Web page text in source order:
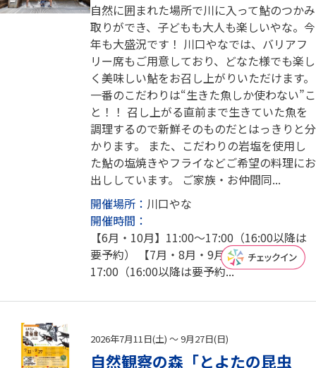
自然に囲まれた場所で川に入って鮎のつかみ
取りができ、子どもも大人も楽しいやな。今
年も大盛況です！ 川口やなでは、バリアフ
リー席もご用意しており、どなた様でも楽し
く美味しい鮎をお召し上がりいただけます。
一番のこだわりは“生きた魚しか使わない”こ
と！！ 召し上がる直前まで生きていた魚を
調理するので新鮮そのものだとはっきりと分
かります。 また、こだわりの岩塩を使用し
た鮎の塩焼きやフライなどご希望の料理にお
出ししています。 ご家族・お仲間同...
開催場所： 川口やな
開催時間：
【6月・10月】11:00～17:00（16:00以降は
要予約） 【7月・8月・9月】10:30～
17:00（16:00以降は要予約...
2026年7月11日(土) ～ 9月27日(日)
自然観察の森「とよたの昆虫